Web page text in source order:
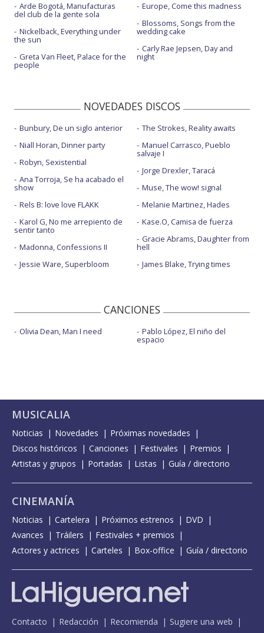
Flashback
Intuición - con Li Saumet
La isla de Lesbos
Na na na
Vicios y defectos - con Dorian
Volver a llorar
Arde Bogotá, Manufacturas
del club de la gente sola
Nickelback, Everything under
the sun
Greta Van Fleet, Palace for the
people
Europe, Come this madness
Blossoms, Songs from the
wedding cake
Carly Rae Jepsen, Day and
night
NOVEDADES DISCOS
Bunbury, De un siglo anterior
Niall Horan, Dinner party
Robyn, Sexistential
Ana Torroja, Se ha acabado el
show
Rels B: love love FLAKK
Karol G, No me arrepiento de
sentir tanto
Madonna, Confessions II
Jessie Ware, Superbloom
The Strokes, Reality awaits
Manuel Carrasco, Pueblo
salvaje I
Jorge Drexler, Taracá
Muse, The wow! signal
Melanie Martinez, Hades
Kase.O, Camisa de fuerza
Gracie Abrams, Daughter from
hell
James Blake, Trying times
CANCIONES
Olivia Dean, Man I need Pablo López, El niño del
espacio
MUSICALIA
Noticias Novedades
Próximas novedades
Discos históricos
Canciones Festivales
Premios
Artistas y grupos
Portadas Listas Guía / directorio
CINEMANÍA
Noticias Cartelera Próximos estrenos
DVD
Avances
Tráilers
Festivales + premios
Actores y actrices
Carteles Box-office Guía / directorio
Contacto Redacción Recomienda
Sugiere una web